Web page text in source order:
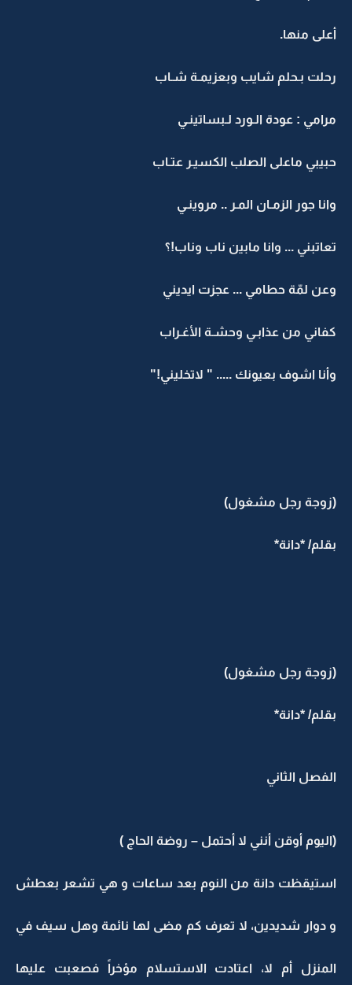
أعلى منها.
رحلت بـحلم شايب وبعزيمـة شـاب
مرامي : عودة الـورد لـبساتينـي
حبيبي ماعلى الصلب الكسيـر عتـاب
وانا جور الزمـان المـر .. مروينـي
تعاتبني ... وانا مابين ناب وناب!؟
وعن لمّة حطامي ... عجزت ايديني
كفاني من عذابـي وحشـة الأغـراب
وأنا اشوف بعيونك ..... " لاتخليني!"
(زوجة رجل مشغول)
بقلم/ *دانة*
(زوجة رجل مشغول)
بقلم/ *دانة*
الفصل الثاني
(اليوم أوقن أنني لا أحتمل – روضة الحاج )
استيقظت دانة من النوم بعد ساعات و هي تشعر بعطش
و دوار شديدين، لا تعرف كم مضى لها نائمة وهل سيف في
المنزل أم لا، اعتادت الاستسلام مؤخراً فصعبت عليها